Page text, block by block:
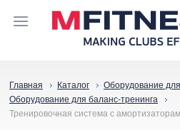
Главная Каталог
Оборудование
Оборудование для баланс-тренинга
Тренировочная система с